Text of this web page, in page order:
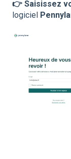
👉 Saisissez
logiciel